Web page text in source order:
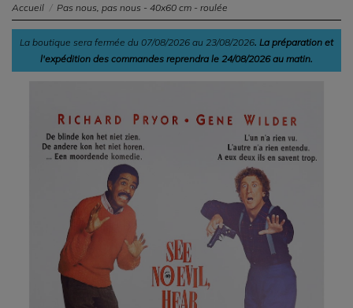
Accueil Pas nous, pas nous - 40x60 cm - roulée
La boutique sera fermée du 07/08/2026 au 23/08/2026. La préparation et
l'expédition des commandes reprendra le 24/08/2026 au matin.